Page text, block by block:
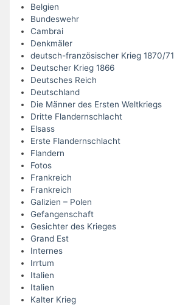
Belgien
Bundeswehr
Cambrai
Denkmäler
deutsch-französischer Krieg 1870/71
Deutscher Krieg 1866
Deutsches Reich
Deutschland
Die Männer des Ersten Weltkriegs
Dritte Flandernschlacht
Elsass
Erste Flandernschlacht
Flandern
Fotos
Frankreich
Frankreich
Galizien – Polen
Gefangenschaft
Gesichter des Krieges
Grand Est
Internes
Irrtum
Italien
Italien
Kalter Krieg